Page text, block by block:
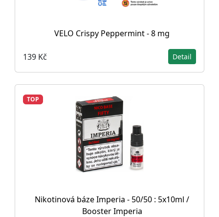
VELO Crispy Peppermint - 8 mg
139 Kč Detail
TOP
Nikotinová báze Imperia - 50/50 : 5x10ml /
Booster Imperia